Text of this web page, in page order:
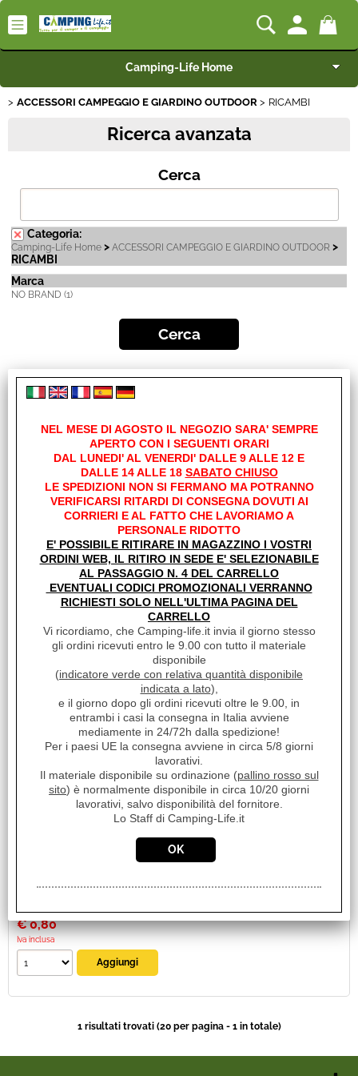
Camping-Life Home
Articoli per Camper e Caravan
Speciale Arredo
Campeggio e Giardino
Nautica
Fineserie e Occasioni
Convenzioni
La nostra Officina
Veicoli Pronta consegna
Lavora Con Noi
ACCESSORI CAMPEGGIO E GIARDINO OUTDOOR RICAMBI
Ricerca avanzata
Cerca
Categoria:
Camping-Life Home > ACCESSORI CAMPEGGIO E GIARDINO OUTDOOR >
RICAMBI
Marca
NO BRAND (1)
1 risultati trovati (20 per pagina - 1 in totale)
Ordina per:
PIEDINO IN GOMMA PER SEDIE PER TUBO
DIAM.25MM
Cod. art.:
Marca:
Unità di misura:
Sc.Club Convenzionati:
PIEDINO IN GOMMA PER SEDIE PER TUBO DIAM.25MM
Prezzo:
€0,80
Iva inclusa
1 risultati trovati (20 per pagina - 1 in totale)
NEL MESE DI AGOSTO IL NEGOZIO SARA' SEMPRE
APERTO CON I SEGUENTI ORARI
DAL LUNEDI' AL VENERDI' DALLE 9 ALLE 12 E
DALLE 14 ALLE 18 SABATO CHIUSO
LE SPEDIZIONI NON SI FERMANO MA POTRANNO
VERIFICARSI RITARDI DI CONSEGNA DOVUTI AI
CORRIERI E AL FATTO CHE LAVORIAMO A
PERSONALE RIDOTTO
E' POSSIBILE RITIRARE IN MAGAZZINO I VOSTRI
ORDINI WEB, IL RITIRO IN SEDE E' SELEZIONABILE
AL PASSAGGIO N. 4 DEL CARRELLO
EVENTUALI CODICI PROMOZIONALI VERRANNO
RICHIESTI SOLO NELL'ULTIMA PAGINA DEL
CARRELLO
Vi ricordiamo, che Camping-life.it invia il giorno stesso
gli ordini ricevuti entro le 9.00 con tutto il materiale
disponibile
(indicatore verde con relativa quantità disponibile
indicata a lato),
e il giorno dopo gli ordini ricevuti oltre le 9.00, in
entrambi i casi la consegna in Italia avviene
mediamente in 24/72h dalla spedizione!
Per i paesi UE la consegna avviene in circa 5/8 giorni
lavorativi.
Il materiale disponibile su ordinazione (pallino rosso sul
sito) è normalmente disponibile in circa 10/20 giorni
lavorativi, salvo disponibilità del fornitore.
Lo Staff di Camping-Life.it